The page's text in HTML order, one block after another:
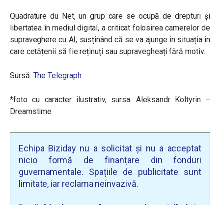
Quadrature du Net, un grup care se ocupă de drepturi și
libertatea în mediul digital, a criticat folosirea camerelor de
supraveghere cu AI, susținând că se va ajunge în situația în
care cetățenii să fie reținuți sau supravegheați fără motiv.
Sursă: The Telegraph
*foto cu caracter ilustrativ, sursa: Aleksandr Koltyrin –
Dreamstime
Echipa Biziday nu a solicitat și nu a acceptat
nicio formă de finanțare din fonduri
guvernamentale. Spațiile de publicitate sunt
limitate, iar reclama neinvazivă.